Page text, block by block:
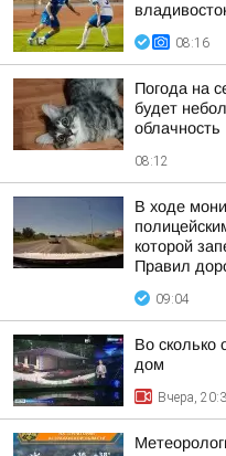
08:16
Погода на
будет
облачность
08:12
В ходе
которой
Правил
09:04
Во сколько
дом
Вчера,